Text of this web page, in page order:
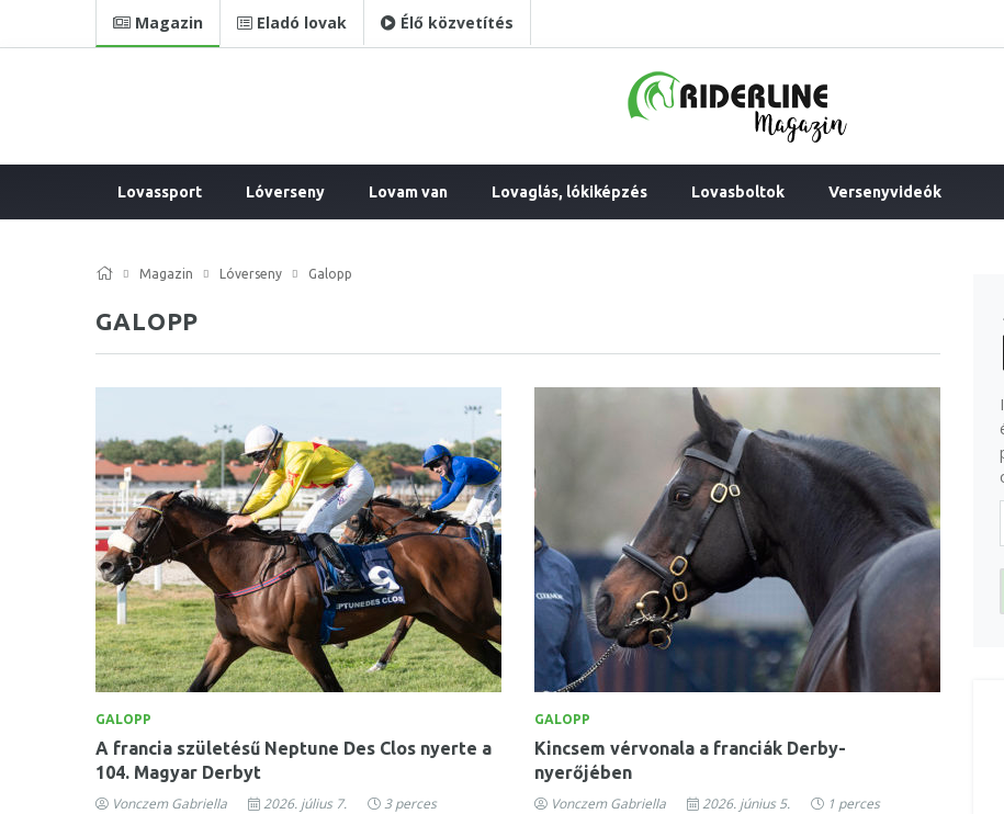
Magazin Eladó lovak Élő közvetítés
Lovassport Lóverseny Lovam van Lovaglás, lókiképzés Lovasboltok Versenyvideók
Magazin Lóverseny Galopp
GALOPP
GALOPP
A francia születésű Neptune Des Clos nyerte a
104. Magyar Derbyt
Vonczem Gabriella 2026. július 7. 3 perces
GALOPP
Kincsem vérvonala a franciák Derby-
nyerőjében
Vonczem Gabriella 2026. június 5. 1 perces